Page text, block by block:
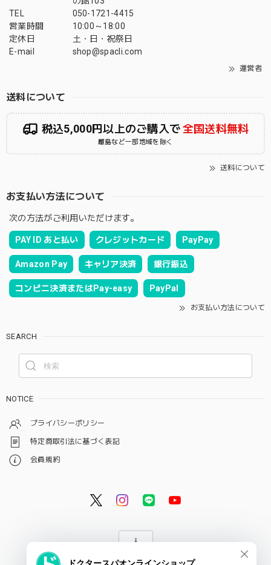
TEL
050-1721-4415
営業時間
10:00～18:00
定休日
土・日・祝祭日
E-mail
shop@spacli.com
運営者
送料について
税込5,000円以上のご購入で全国送料無料
離島など一部地域を除く
送料について
お支払い方法について
次の方法がご利用いただけます。
PAY ID あと払い クレジットカード PayPay
Amazon Pay キャリア決済 銀行振込
コンビニ決済またはPay-easy PayPal
お支払い方法について
SEARCH
NOTICE
プライバシーポリシー
特定商取引法に基づく表記
会員規約